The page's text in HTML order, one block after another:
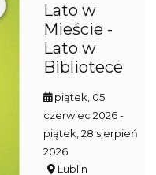
Lato w
Mieście -
Lato w
Bibliotece
piątek, 05
czerwiec 2026-
piątek, 28 sierpień
2026
Lublin